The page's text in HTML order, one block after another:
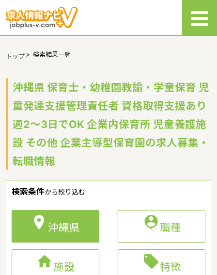
トップ> 検索結果一覧
沖縄県 保育士・幼稚園教諭・学童保育 児
童発達支援管理責任者 資格取得支援あり
週2～3日でOK 企業内保育所 児童養護施
設 その他 企業主導型保育園の求人募集・
転職情報
検索条件から絞り込む
 沖縄県 職種
施設 特徴